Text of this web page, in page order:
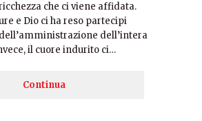
che ci viene affidata.
e Dio ci ha reso partecipi
dell’intera
il cuore indurito ci…
Continua